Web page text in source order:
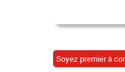
Soyez premier à